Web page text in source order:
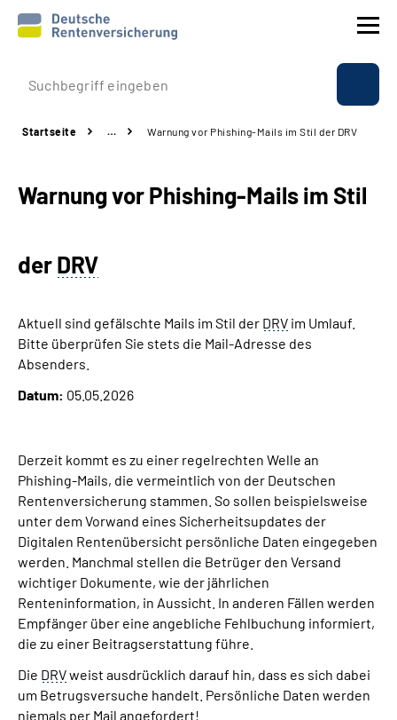
Prävention
Rente
Über uns & Presse
Online-Services
Language
Inhalte in Gebärdensprache (DGS)
Leichte Sprache
Startseite … Warnung vor Phishing-Mails im Stil der DRV
Warnung vor Phishing-Mails im Stil
derDRV
Aktuell sind gefälschte Mails im Stil der DRV im Umlauf.
Bitte überprüfen Sie stets die Mail-Adresse des
Absenders.
Datum: 05.05.2026
Derzeit kommt es zu einer regelrechten Welle an
Phishing-Mails, die vermeintlich von der Deutschen
Rentenversicherung stammen. So sollen beispielsweise
unter dem Vorwand eines Sicherheitsupdates der
Digitalen Rentenübersicht persönliche Daten eingegeben
werden. Manchmal stellen die Betrüger den Versand
wichtiger Dokumente, wie der jährlichen
Renteninformation, in Aussicht. In anderen Fällen werden
Empfänger über eine angebliche Fehlbuchung informiert,
die zu einer Beitragserstattung führe.
Die DRVweist ausdrücklich darauf hin, dass es sich dabei
um Betrugsversuche handelt. Persönliche Daten werden
niemals per Mail angefordert!